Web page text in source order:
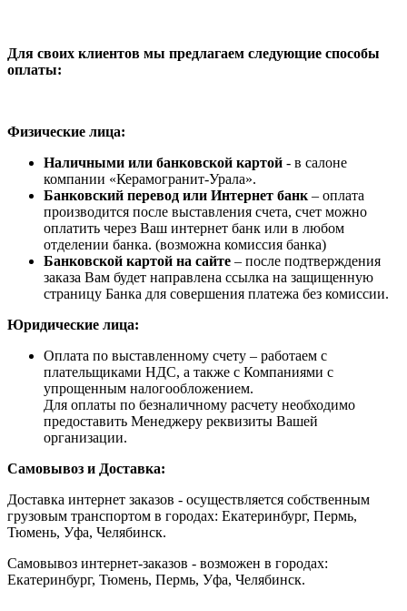
Для своих клиентов мы предлагаем следующие способы
оплаты:
Физические лица:
Наличными или банковской картой - в салоне
компании «Керамогранит-Урала».
Банковский перевод или Интернет банк – оплата
производится после выставления счета, счет можно
оплатить через Ваш интернет банк или в любом
отделении банка. (возможна комиссия банка)
Банковской картой на сайте – после подтверждения
заказа Вам будет направлена ссылка на защищенную
страницу Банка для совершения платежа без комиссии.
Юридические лица:
Оплата по выставленному счету – работаем с
плательщиками НДС, а также с Компаниями с
упрощенным налогообложением.
Для оплаты по безналичному расчету необходимо
предоставить Менеджеру реквизиты Вашей
организации.
Самовывоз и Доставка:
Доставка интернет заказов - осуществляется собственным
грузовым транспортом в городах: Екатеринбург, Пермь,
Тюмень, Уфа, Челябинск.
Самовывоз интернет-заказов - возможен в городах:
Екатеринбург, Тюмень, Пермь, Уфа, Челябинск.